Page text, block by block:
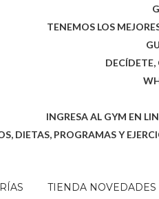
TENEMOS LOS
INGRESA AL GYM EN
DIETAS, PROGRAMAS Y
TIENDA NOVEDADES